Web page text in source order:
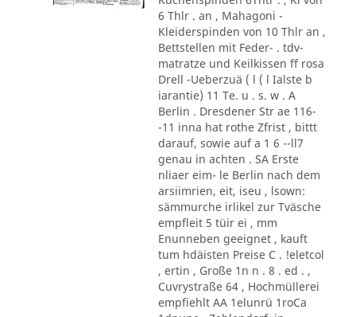
6 Thlr . an , Mahagoni -
Kleiderspinden von 10 Thlr an ,
Bettstellen mit Feder- . tdv-
matratze und Keilkissen ff rosa
Drell -Ueberzuä ( l ( l Ialste b
iarantie) 11 Te. u . s. w . A
Berlin . Dresdener Str ae 116-
-11 inna hat rothe Zfrist , bittt
darauf, sowie auf a 1 6 --ll7
genau in achten . SA Erste
nliaer eim- le Berlin nach dem
arsiimrien, eit, iseu , lsown:
sämmurche irlikel zur Tväsche
empfleit 5 tüir ei , mm
Enunneben geeignet , kauft
tum hdäisten Preise C . !eletcol
, ertin , Große 1n n . 8 . ed . ,
Cuvrystraße 64 , Hochmüllerei
empfiehlt AA 1elunrü 1roCa